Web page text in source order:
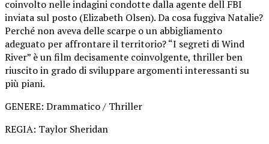
coinvolto nelle indagini condotte dalla agente dell FBI
inviata sul posto (Elizabeth Olsen). Da cosa fuggiva Natalie?
Perché non aveva delle scarpe o un abbigliamento
adeguato per affrontare il territorio? “I segreti di Wind
River” è un film decisamente coinvolgente, thriller ben
riuscito in grado di sviluppare argomenti interessanti su
più piani.
GENERE: Drammatico / Thriller
REGIA: Taylor Sheridan